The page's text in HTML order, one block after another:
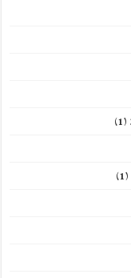
(1)
(1)